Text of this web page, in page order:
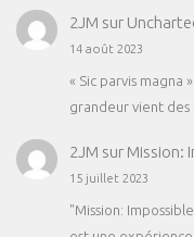
2JM sur
14 août 2023
« Sic parvis magna
grandeur vient des
2JM sur Mission:
15 juillet 2023
"Mission: